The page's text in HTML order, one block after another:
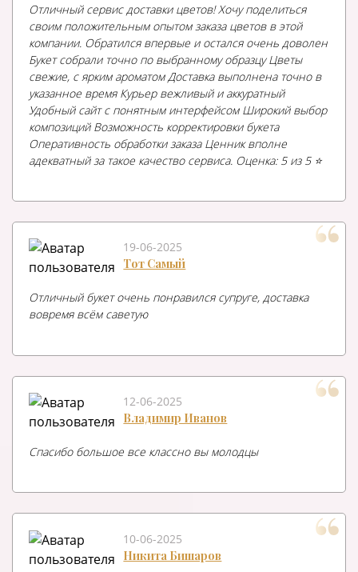
Отличный сервис доставки цветов! Хочу поделиться
своим положительным опытом заказа цветов в этой
компании. Обратился впервые и остался очень доволен
Букет собрали точно по выбранному образцу Цветы
свежие, с ярким ароматом Доставка выполнена точно в
указанное время Курьер вежливый и аккуратный
Удобный сайт с понятным интерфейсом Широкий выбор
композиций Возможность корректировки букета
Оперативность обработки заказа Ценник вполне
адекватный за такое качество сервиса. Оценка: 5 из 5 ⭐️
19-06-2025
Тот Самый
Отличный букет очень понравился супруге, доставка
вовремя всём саветую
12-06-2025
Владимир Иванов
Спасибо большое все классно вы молодцы
10-06-2025
Никита Бишаров